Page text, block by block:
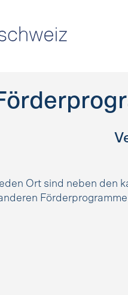
Ort sind neben den